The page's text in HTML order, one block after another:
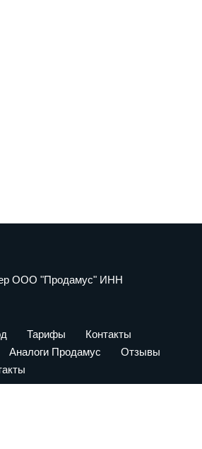
ООО "Продамус" ИНН
Тарифы
Контакты
Аналоги Продамус
Отзывы